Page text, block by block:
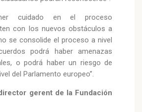
cuidado en el proceso
con los nuevos obstáculos a
se consolide el proceso a nivel
podrá haber amenazas
o podrá haber un riesgo de
del Parlamento europeo”.
gerent de la Fundación